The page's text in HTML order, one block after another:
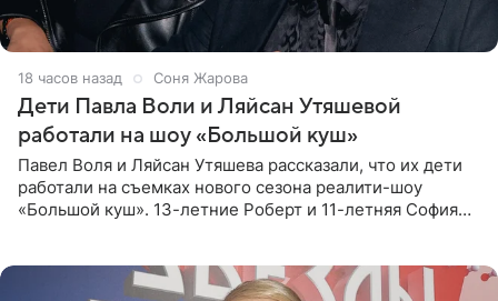
18 часов назад Соня Жарова
Дети Павла Воли и Ляйсан Утяшевой
работали на шоу «Большой куш»
Павел Воля и Ляйсан Утяшева рассказали, что их дети
работали на съемках нового сезона реалити-шоу
«Большой куш». 13-летние Роберт и 11-летняя София